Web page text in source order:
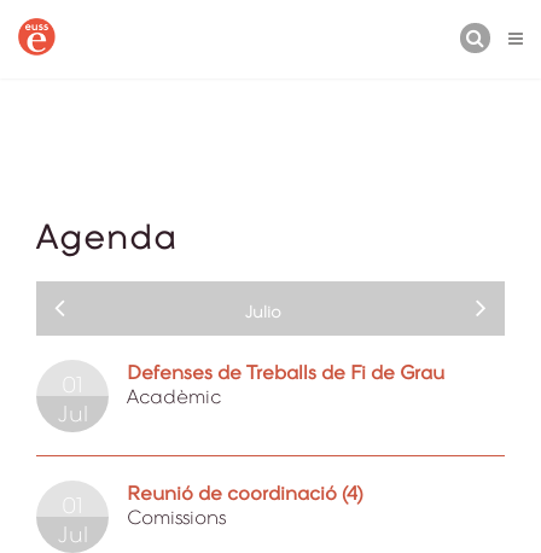
Agenda
Julio
01
Jul
Defenses de Treballs de Fi de Grau
Acadèmic
01
Jul
Reunió de coordinació (4)
Comissions